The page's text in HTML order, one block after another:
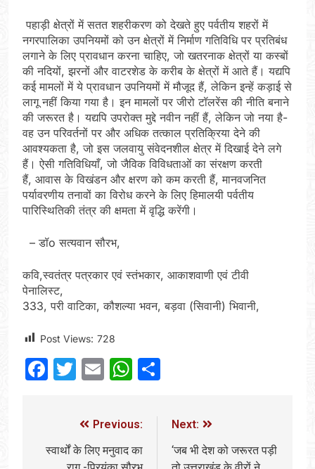
पहाड़ी क्षेत्रों में सतत शहरीकरण को देखते हुए पर्वतीय शहरों में
नगरपालिका उपनियमों को उन क्षेत्रों में निर्माण गतिविधि पर प्रतिबंध
लगाने के लिए प्रावधान करना चाहिए, जो खतरनाक क्षेत्रों या कस्बों
की नदियों, झरनों और वाटरशेड के करीब के क्षेत्रों में आते हैं। यद्यपि
कई मामलों में ये प्रावधान उपनियमों में मौजूद हैं, लेकिन इन्हें कड़ाई से
लागू नहीं किया गया है। इन मामलों पर जीरो टॉलरेंस की नीति बनाने
की जरूरत है। यद्यपि उपरोक्त मुद्दे नवीन नहीं हैं, लेकिन जो नया है-
वह उन परिवर्तनों पर और अधिक तत्काल प्रतिक्रिया देने की
आवश्यकता है, जो इस जलवायु संवेदनशील क्षेत्र में दिखाई देने लगे
हैं। ऐसी गतिविधियाँ, जो जैविक विविधताओं का संरक्षण करती
हैं, आवास के विखंडन और क्षरण को कम करती हैं, मानवजनित
पर्यावरणीय तनावों का विरोध करने के लिए हिमालयी पर्वतीय
पारिस्थितिकी तंत्र की क्षमता में वृद्धि करेंगी।
– डॉo सत्यवान सौरभ,
कवि,स्वतंत्र पत्रकार एवं स्तंभकार, आकाशवाणी एवं टीवी
पेनालिस्ट,
333, परी वाटिका, कौशल्या भवन, बड़वा (सिवानी) भिवानी,
Post Views: 728
Facebook
Twitter
EmailWhatsApp
Previous:
स्वार्थों के लिए मनुवाद का
Next:
‘जब भी देश को जरूरत पड़ी